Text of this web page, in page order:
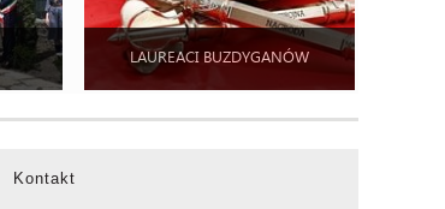
LAUREACI BUZDYGANÓW
Kontakt